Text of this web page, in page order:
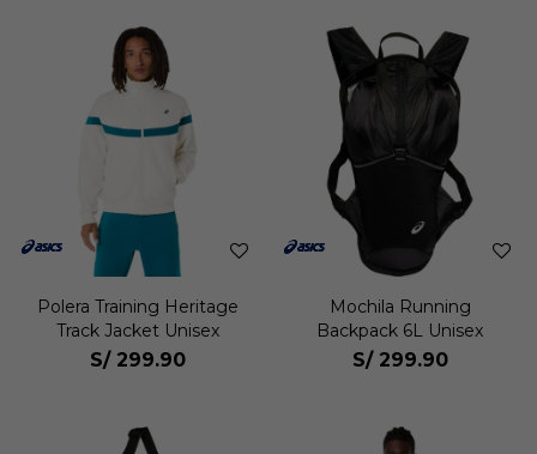
Polera Training Heritage
Track Jacket Unisex
S/ 299.90
Mochila Running
Backpack 6L Unisex
S/ 299.90